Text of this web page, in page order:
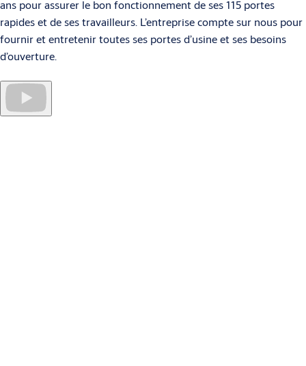
ans pour assurer le bon fonctionnement de ses 115 portes
rapides et de ses travailleurs. L’entreprise compte sur nous pour
fournir et entretenir toutes ses portes d’usine et ses besoins
d’ouverture.